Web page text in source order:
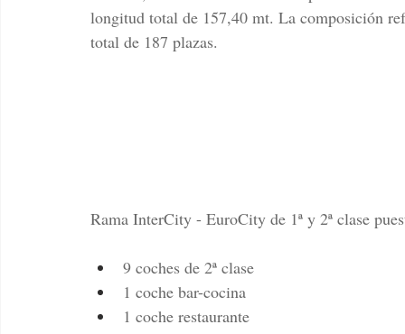
longitud total de 157,40 mt. La composición
total de 187 plazas.
Rama InterCity - EuroCity de 1ª y 2ª clase
9 coches de 2ª clase
1 coche bar-cocina
1 coche restaurante